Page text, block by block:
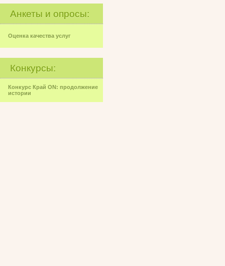
Анкеты и опросы:
Оценка качества услуг
Конкурсы:
Конкурс Край ON: продолжение
истории